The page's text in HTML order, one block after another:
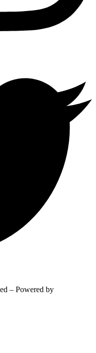
– Powered by